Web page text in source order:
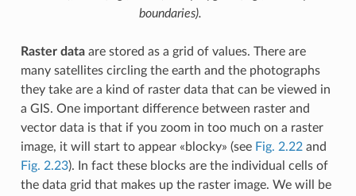
boundaries).
Raster dataare stored as a grid of values. There are
many satellites circling the earth and the photographs
they take are a kind of raster data that can be viewed in
a GIS. One important difference between raster and
vector data is that if you zoom in too much on a raster
image, it will start to appear «blocky» (see Fig. 2.22and
Fig. 2.23). In fact these blocks are the individual cells of
the data grid that makes up the raster image. We will be